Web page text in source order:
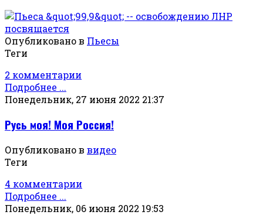
Опубликовано в Пьесы
Теги
2 комментарии
Подробнее ...
Понедельник, 27 июня 2022 21:37
Русь моя! Моя Россия!
Опубликовано в видео
Теги
4 комментарии
Подробнее ...
Понедельник, 06 июня 2022 19:53